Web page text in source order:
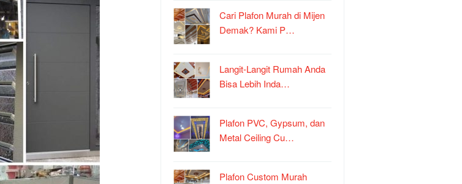
Cari Plafon Murah di Mijen
Demak? Kami P…
Langit-Langit Rumah Anda
Bisa Lebih Inda…
Plafon PVC, Gypsum, dan
Metal Ceiling Cu…
Plafon Custom Murah